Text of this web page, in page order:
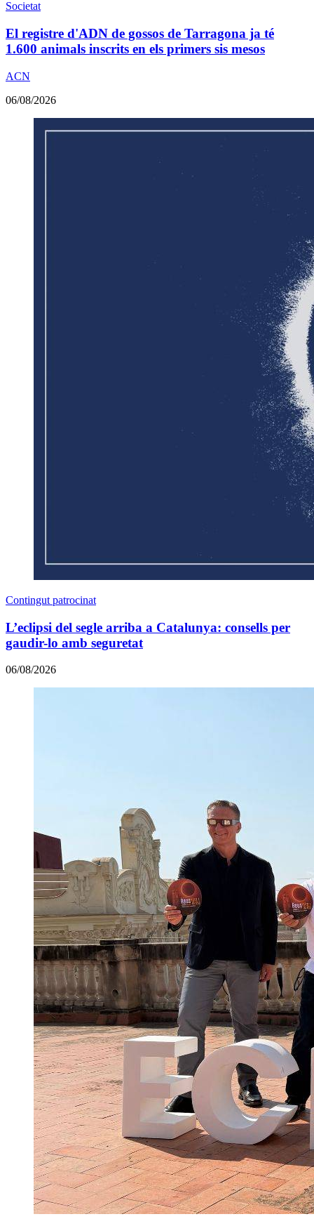
Societat
El registre d'ADN de gossos de Tarragona ja té
1.600 animals inscrits en els primers sis mesos
ACN
06/08/2026
Contingut patrocinat
L’eclipsi del segle arriba a Catalunya: consells per
gaudir-lo amb seguretat
06/08/2026